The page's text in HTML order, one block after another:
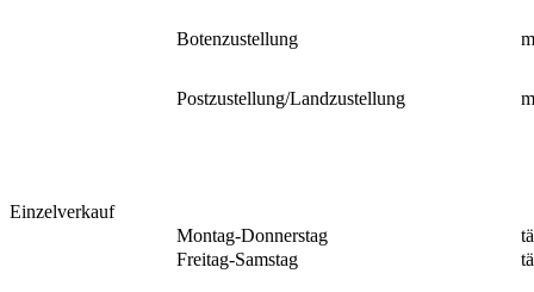
Botenzustellung
Postzustellung/Landzustellung
Einzelverkauf
Montag-Donnerstag
Freitag-Samstag